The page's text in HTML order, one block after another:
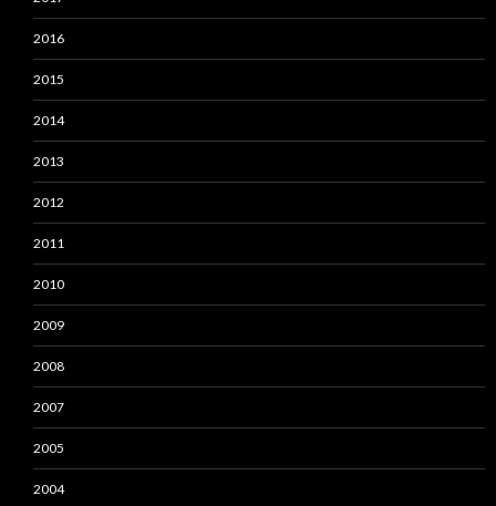
2016
2015
2014
2013
2012
2011
2010
2009
2008
2007
2005
2004